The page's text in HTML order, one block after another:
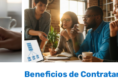
Beneficios de